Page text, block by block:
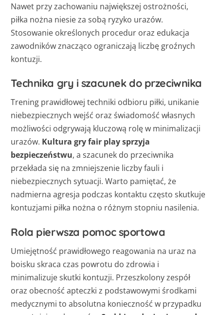
Nawet przy zachowaniu największej ostrożności,
piłka nożna niesie za sobą ryzyko urazów.
Stosowanie określonych procedur oraz edukacja
zawodników znacząco ograniczają liczbę groźnych
kontuzji.
Technika gry i szacunek do przeciwnika
Trening prawidłowej techniki odbioru piłki, unikanie
niebezpiecznych wejść oraz świadomość własnych
możliwości odgrywają kluczową rolę w minimalizacji
urazów. Kultura gry fair play sprzyja
bezpieczeństwu, a szacunek do przeciwnika
przekłada się na zmniejszenie liczby fauli i
niebezpiecznych sytuacji. Warto pamiętać, że
nadmierna agresja podczas kontaktu często skutkuje
kontuzjami piłka nożna o różnym stopniu nasilenia.
Rola pierwsza pomoc sportowa
Umiejętność prawidłowego reagowania na uraz na
boisku skraca czas powrotu do zdrowia i
minimalizuje skutki kontuzji. Przeszkolony zespół
oraz obecność apteczki z podstawowymi środkami
medycznymi to absolutna konieczność w przypadku